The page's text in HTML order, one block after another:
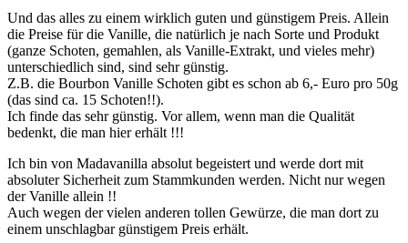
Und das alles zu einem wirklich guten und günstigem Preis. Allein
die Preise für die Vanille, die natürlich je nach Sorte und Produkt
(ganze Schoten, gemahlen, als Vanille-Extrakt, und vieles mehr)
unterschiedlich sind, sind sehr günstig.
Z.B. die Bourbon Vanille Schoten gibt es schon ab 6,- Euro pro 50g
(das sind ca. 15 Schoten!!).
Ich finde das sehr günstig. Vor allem, wenn man die Qualität
bedenkt, die man hier erhält !!!
Ich bin von Madavanilla absolut begeistert und werde dort mit
absoluter Sicherheit zum Stammkunden werden. Nicht nur wegen
der Vanille allein !!
Auch wegen der vielen anderen tollen Gewürze, die man dort zu
einem unschlagbar günstigem Preis erhält.